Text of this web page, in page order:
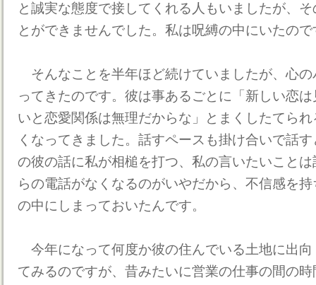
と誠実な態度で接してくれる人もいましたが、
とができませんでした。私は呪縛の中にいたので
そんなことを半年ほど続けていましたが、心
ってきたのです。彼は事あるごとに「新しい恋
いと恋愛関係は無理だからな」とまくしたてら
くなってきました。話すペースも掛け合いで話
の彼の話に私が相槌を打つ、私の言いたいこと
らの電話がなくなるのがいやだから、不信感を
の中にしまっておいたんです。
今年になって何度か彼の住んでいる土地に出
てみるのですが、昔みたいに営業の仕事の間の